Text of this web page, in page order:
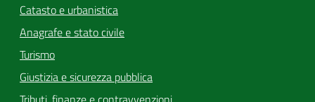
Catasto e urbanistica
Anagrafe e stato civile
Turismo
Giustizia e sicurezza pubblica